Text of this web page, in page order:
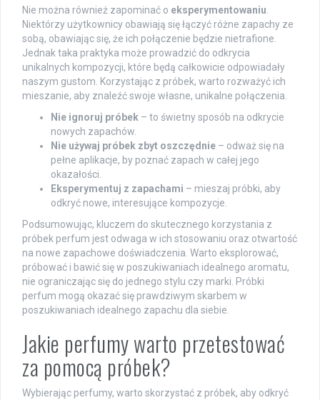
Nie można również zapominać o eksperymentowaniu.
Niektórzy użytkownicy obawiają się łączyć różne zapachy ze
sobą, obawiając się, że ich połączenie będzie nietrafione.
Jednak taka praktyka może prowadzić do odkrycia
unikalnych kompozycji, które będą całkowicie odpowiadały
naszym gustom. Korzystając z próbek, warto rozważyć ich
mieszanie, aby znaleźć swoje własne, unikalne połączenia.
Nie ignoruj próbek – to świetny sposób na odkrycie
nowych zapachów.
Nie używaj próbek zbyt oszczędnie – odważ się na
pełne aplikacje, by poznać zapach w całej jego
okazałości.
Eksperymentuj z zapachami – mieszaj próbki, aby
odkryć nowe, interesujące kompozycje.
Podsumowując, kluczem do skutecznego korzystania z
próbek perfum jest odwaga w ich stosowaniu oraz otwartość
na nowe zapachowe doświadczenia. Warto eksplorować,
próbować i bawić się w poszukiwaniach idealnego aromatu,
nie ograniczając się do jednego stylu czy marki. Próbki
perfum mogą okazać się prawdziwym skarbem w
poszukiwaniach idealnego zapachu dla siebie.
Jakie perfumy warto przetestować
za pomocą próbek?
Wybierając perfumy, warto skorzystać z próbek, aby odkryć